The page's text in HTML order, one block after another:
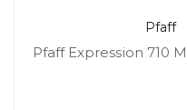
Pfaff
Pfaff Expression 710